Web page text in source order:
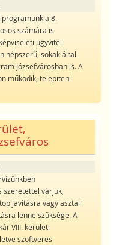
a 8.
számára is
ügyviteli
népszerű, sokak által
Józsefvárosban is. A
működik, telepíteni
szeretettel várjuk,
javításra vagy asztali
lenne szüksége. A
VIII. kerületi
szoftveres